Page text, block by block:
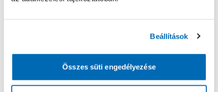
Beállítások
Összes süti engedélyezése